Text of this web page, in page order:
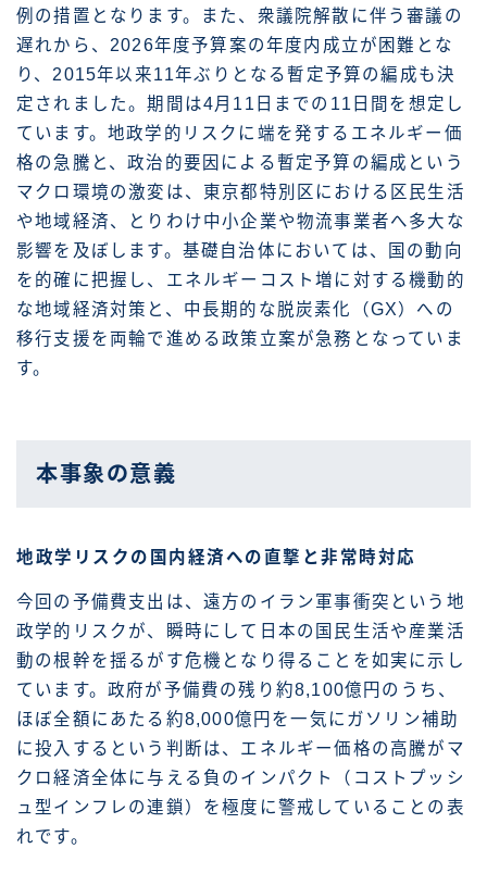
例の措置となります。また、衆議院解散に伴う審議の
遅れから、2026年度予算案の年度内成立が困難とな
り、2015年以来11年ぶりとなる暫定予算の編成も決
定されました。期間は4月11日までの11日間を想定し
ています。地政学的リスクに端を発するエネルギー価
格の急騰と、政治的要因による暫定予算の編成という
マクロ環境の激変は、東京都特別区における区民生活
や地域経済、とりわけ中小企業や物流事業者へ多大な
影響を及ぼします。基礎自治体においては、国の動向
を的確に把握し、エネルギーコスト増に対する機動的
な地域経済対策と、中長期的な脱炭素化（GX）への
移行支援を両輪で進める政策立案が急務となっていま
す。
本事象の意義
地政学リスクの国内経済への直撃と非常時対応
今回の予備費支出は、遠方のイラン軍事衝突という地
政学的リスクが、瞬時にして日本の国民生活や産業活
動の根幹を揺るがす危機となり得ることを如実に示し
ています。政府が予備費の残り約8,100億円のうち、
ほぼ全額にあたる約8,000億円を一気にガソリン補助
に投入するという判断は、エネルギー価格の高騰がマ
クロ経済全体に与える負のインパクト（コストプッシ
ュ型インフレの連鎖）を極度に警戒していることの表
れです。